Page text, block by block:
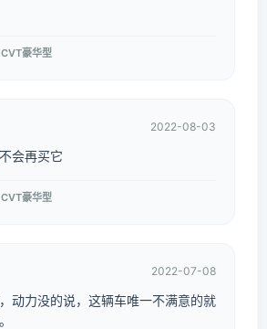
豪华型
2022-08-03
会再买它
豪华型
2022-07-08
动力没的说，这辆车唯一不满意的就